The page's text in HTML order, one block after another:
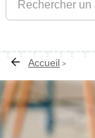
Rechercher
Accueil >